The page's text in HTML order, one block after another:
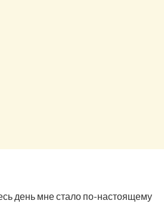
день мне стало по-настоящему